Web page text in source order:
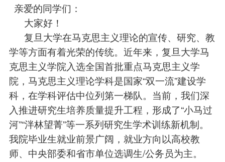
亲爱的同学们：
大家好！
复旦大学在马克思主义理论的宣传、研究、教
学等方面有着光荣的传统。近年来，复旦大学马
克思主义学院入选全国首批重点马克思主义学
院，马克思主义理论学科是国家“双一流”建设学
科，在学科评估中位列第一梯队。当前，我们深
入推进研究生培养质量提升工程，形成了“小马过
河”“泮林望菁”等一系列研究生学术训练新机制。
我院毕业生就业前景广阔，就业方向以高校教
师、中央部委和省市单位选调生/公务员为主。